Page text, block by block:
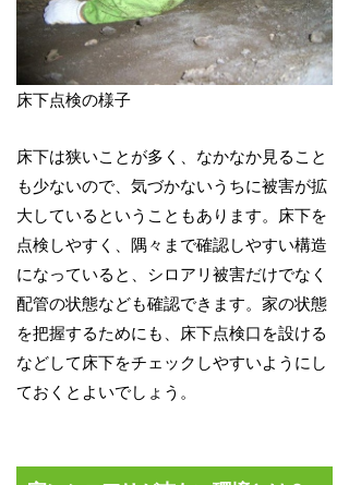
床下点検の様子
床下は狭いことが多く、なかなか見ること
も少ないので、気づかないうちに被害が拡
大しているということもあります。床下を
点検しやすく、隅々まで確認しやすい構造
になっていると、シロアリ被害だけでなく
配管の状態なども確認できます。家の状態
を把握するためにも、床下点検口を設ける
などして床下をチェックしやすいようにし
ておくとよいでしょう。